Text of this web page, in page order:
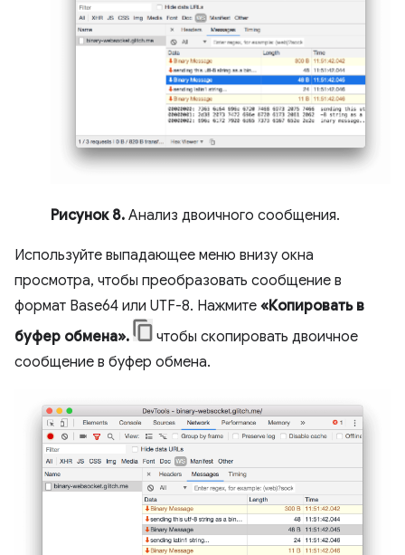
Рисунок 8. Анализ двоичного сообщения.
Используйте выпадающее меню внизу окна
просмотра, чтобы преобразовать сообщение в
формат Base64 или UTF-8. Нажмите «Копировать в
буфер обмена».
чтобы скопировать двоичное
сообщение в буфер обмена.